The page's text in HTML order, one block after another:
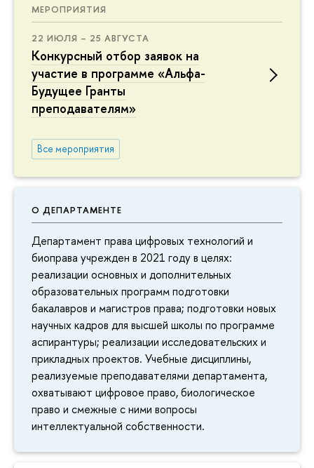
МЕРОПРИЯТИЯ
22 ИЮЛЯ – 25 АВГУСТА
Конкурсный отбор заявок на
участие в программе «Альфа-
Будущее Гранты
преподавателям»
Все мероприятия
О ДЕПАРТАМЕНТЕ
Департамент права цифровых технологий и
биоправа учрежден в 2021 году в целях:
реализации основных и дополнительных
образовательных программ подготовки
бакалавров и магистров права; подготовки новых
научных кадров для высшей школы по программе
аспирантуры; реализации исследовательских и
прикладных проектов. Учебные дисциплины,
реализуемые преподавателями департамента,
охватывают цифровое право, биологическое
право и смежные с ними вопросы
интеллектуальной собственности.